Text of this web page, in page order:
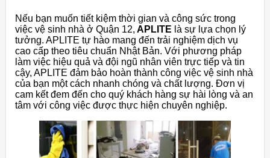
Nếu bạn muốn tiết kiệm thời gian và công sức trong
việc vệ sinh nhà ở Quận 12, APLITE là sự lựa chọn lý
tưởng. APLITE tự hào mang đến trải nghiệm dịch vụ
cao cấp theo tiêu chuẩn Nhật Bản. Với phương pháp
làm việc hiệu quả và đội ngũ nhân viên trực tiếp và tin
cậy, APLITE đảm bảo hoàn thành công việc vệ sinh nhà
của bạn một cách nhanh chóng và chất lượng. Đơn vị
cam kết đem đến cho quý khách hàng sự hài lòng và an
tâm với công việc được thực hiện chuyên nghiệp.